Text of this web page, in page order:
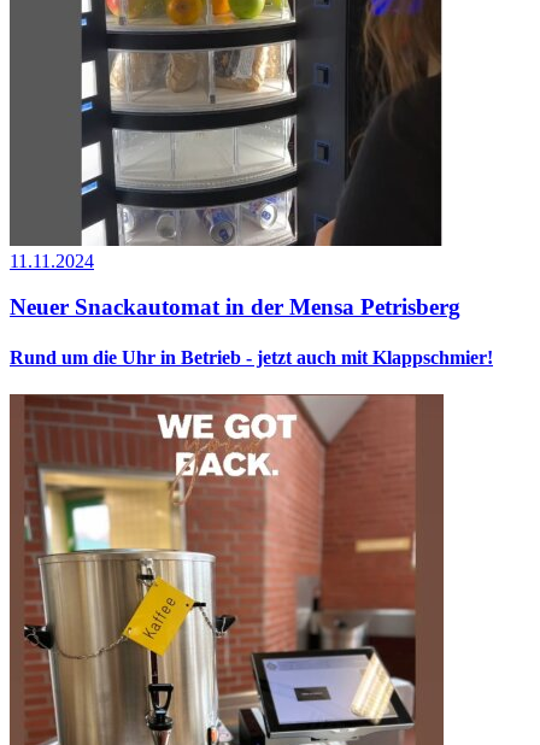
11.11.2024
Neuer Snackautomat in der Mensa Petrisberg
Rund um die Uhr in Betrieb - jetzt auch mit Klappschmier!